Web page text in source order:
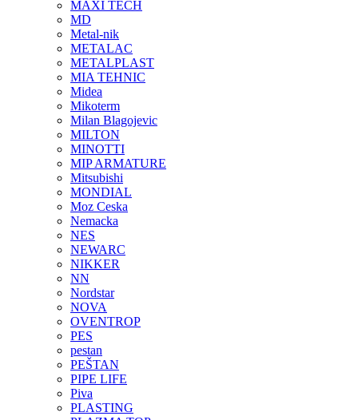
MAXI TECH
MD
Metal-nik
METALAC
METALPLAST
MIA TEHNIC
Midea
Mikoterm
Milan Blagojevic
MILTON
MINOTTI
MIP ARMATURE
Mitsubishi
MONDIAL
Moz Ceska
Nemacka
NES
NEWARC
NIKKER
NN
Nordstar
NOVA
OVENTROP
PES
pestan
PEŠTAN
PIPE LIFE
Piva
PLASTING